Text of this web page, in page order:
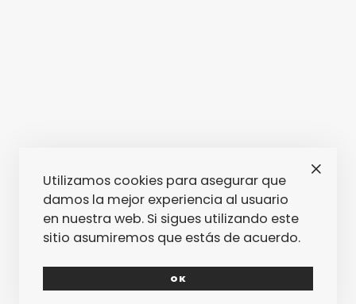
Utilizamos cookies para asegurar que
damos la mejor experiencia al usuario
en nuestra web. Si sigues utilizando este
sitio asumiremos que estás de acuerdo.
OK